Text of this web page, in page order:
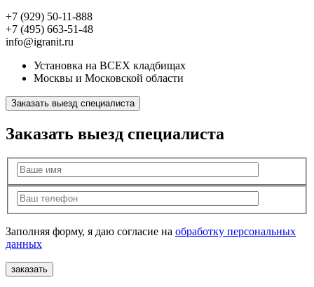
+7 (929) 50-11-888
+7 (495) 663-51-48
info@igranit.ru
Установка на ВСЕХ кладбищах
Москвы и Московской области
Заказать выезд специалиста
Заказать выезд специалиста
Заполняя форму, я даю согласие на обработку персональных
данных